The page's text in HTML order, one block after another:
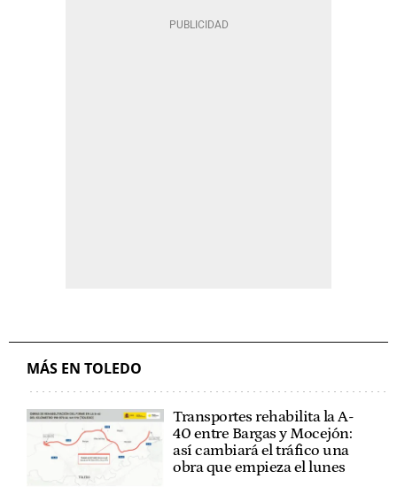
MÁS EN TOLEDO
Transportes rehabilita la A-
40 entre Bargas y Mocejón:
así cambiará el tráfico una
obra que empieza el lunes